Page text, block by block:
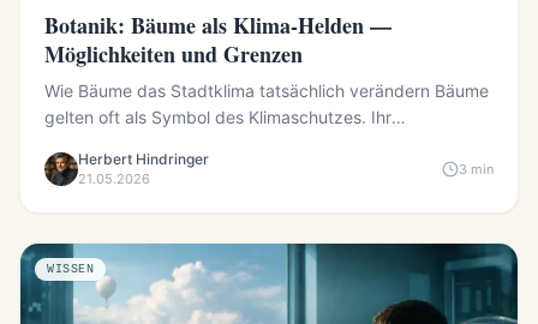
Botanik: Bäume als Klima-Helden —
Möglichkeiten und Grenzen
Wie Bäume das Stadtklima tatsächlich verändern Bäume
gelten oft als Symbol des Klimaschutzes. Ihr
Herbert Hindringer
21.05.2026
3 min
WISSEN